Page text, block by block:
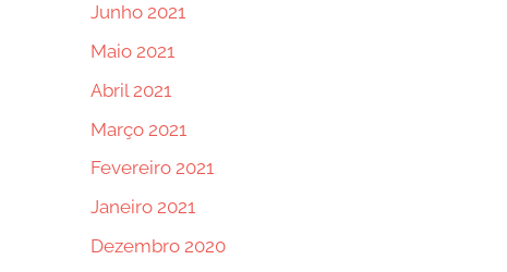
Junho 2021
Maio 2021
Abril 2021
Março 2021
Fevereiro 2021
Janeiro 2021
Dezembro 2020